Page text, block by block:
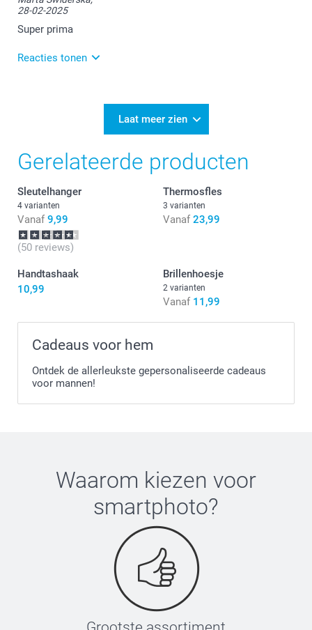
28-02-2025
Super prima
Reacties tonen
Bedankt voor je review. Wat leuk om te lezen dat je
Laat meer zien
Gerelateerde producten
Sleutelhanger
4 varianten
Vanaf 9,99
(50 reviews)
Thermosfles
3 varianten
Vanaf 23,99
Handtashaak
10,99
Brillenhoesje
2 varianten
Vanaf 11,99
Cadeaus voor hem
Ontdek de allerleukste gepersonaliseerde cadeaus
voor mannen!
Waarom kiezen voor
smartphoto?